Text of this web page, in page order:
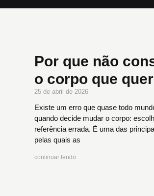
Por que não
o corpo que
25 de abril de 2026
Existe um erro que quase todo
quando decide mudar o corpo:
referência errada. É uma das
pelas quais as
continuar lendo